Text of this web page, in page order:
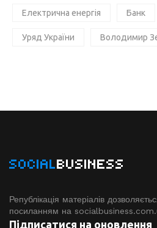
Електрична енергія Банк
Уряд України Володимир
SOCIALBUSINESS
Републікація матеріалів
посиланням на
Підписатися на оновлення